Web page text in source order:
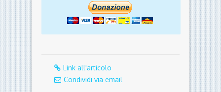
Link all'articolo
Condividi via email